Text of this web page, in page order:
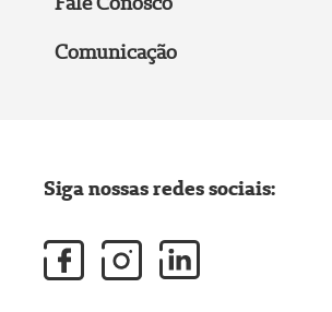
Comunicação
Siga nossas redes sociais: